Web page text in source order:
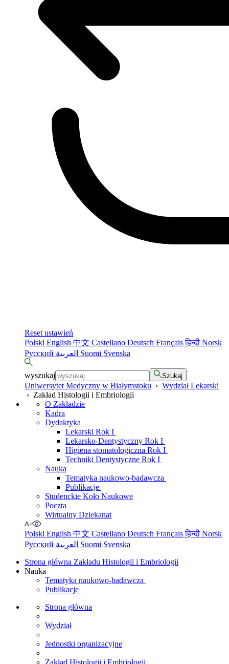
Reset ustawień
Polski English 中文 Castellano Deutsch Françaisहिन्दी Norsk
Русский
Suomi Svenska
wyszukaj Szukaj
Uniwersytet Medyczny w Białymstoku › Wydział Lekarski
› Zakład Histologii i Embriologii
O Zakładzie
Kadra
Dydaktyka
Lekarski Rok I
Lekarsko-Dentystyczny Rok I
Higiena stomatologiczna Rok I
Techniki Dentystyczne Rok I
Nauka
Tematyka naukowo-badawcza
Publikacje
Studenckie Koło Naukowe
Poczta
Wirtualny Dziekanat
Polski English 中文 Castellano Deutsch Françaisहिन्दी Norsk
Русский
Suomi Svenska
Strona główna Zakładu Histologii i Embriologii
Nauka
Tematyka naukowo-badawcza
Publikacje
Strona główna
Wydział
Jednostki organizacyjne
Zakład Histologii i Embriologii